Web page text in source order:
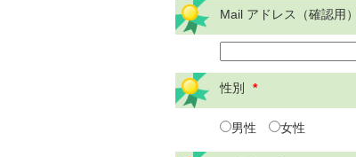
Mail アドレス（確認用）
性別 *
男性 女性